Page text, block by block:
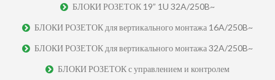
БЛОКИ РОЗЕТОК 19” 1U 32A/250B~
БЛОКИ РОЗЕТОК для вертикального монтажа 16A/250B~
БЛОКИ РОЗЕТОК для вертикального монтажа 32A/250B~
БЛОКИ РОЗЕТОК с управлением и контролем